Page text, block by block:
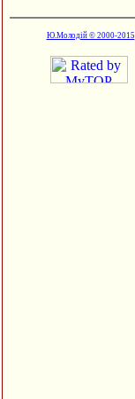
Ю.Молодій © 2000-2015